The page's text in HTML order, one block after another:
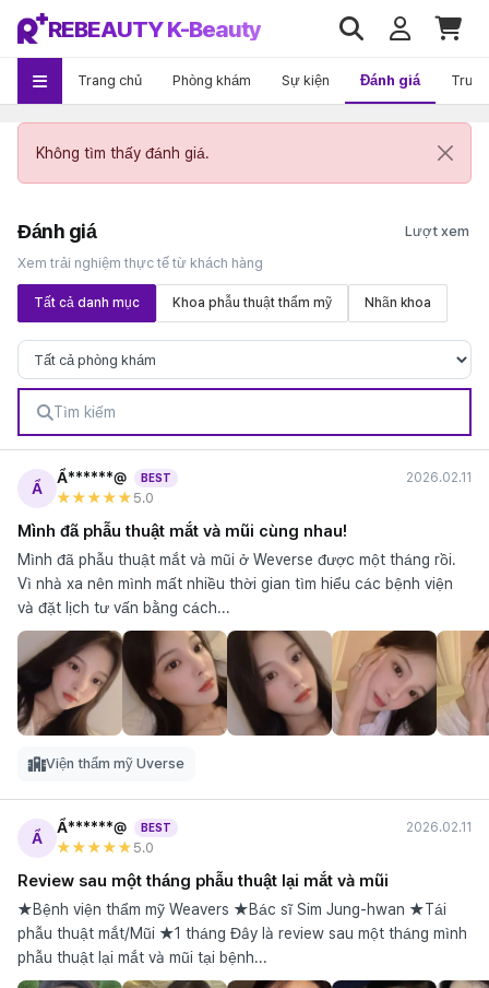
REBEAUTY K-Beauty
Trang chủ Phòng khám Sự kiện Đánh giá
Không tìm thấy đánh giá.
Đánh giá
Xem trải nghiệm thực tế từ khách hàng
Tất cả danh mục Khoa phẫu thuật thẩm mỹ Nhãn khoa
Ẩ
Ẩ******@ BEST
★★★★★ 5.0
2026.02.11
Mình đã phẫu thuật mắt và mũi cùng nhau!
Mình đã phẫu thuật mắt và mũi ở Weverse được một tháng rồi.
Vì nhà xa nên mình mất nhiều thời gian tìm hiểu các bệnh viện
và đặt lịch tư vấn bằng cách...
Viện thẩm mỹ Uverse
Ẩ
Ẩ******@ BEST
★★★★★ 5.0
2026.02.11
Review sau một tháng phẫu thuật lại mắt và mũi
★Bệnh viện thẩm mỹ Weavers ★Bác sĩ Sim Jung-hwan ★Tái
phẫu thuật mắt/Mũi ★1 tháng Đây là review sau một tháng mình
phẫu thuật lại mắt và mũi tại bệnh...